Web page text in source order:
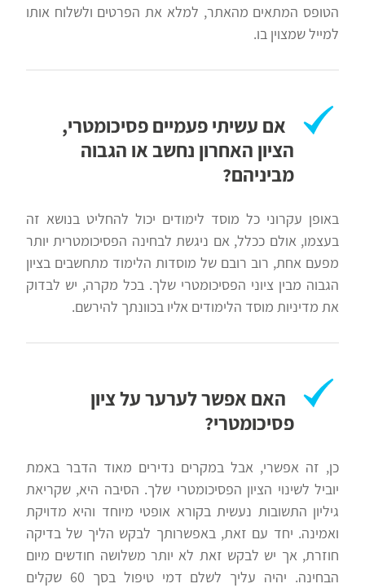
הטופס המתאים מהאתר, למלא את הפרטים ולשלוח אותו
למייל שמצוין בו.
אם עשיתי פעמיים פסיכומטרי,
הציון האחרון נחשב או הגבוה
מביניהם?
באופן עקרוני כל מוסד לימודים יכול להחליט בנושא זה
בעצמו, אולם ככלל, אם ניגשת לבחינה הפסיכומטרית יותר
מפעם אחת, רוב רובם של מוסדות הלימוד מתחשבים בציון
הגבוה מבין ציוני הפסיכומטרי שלך. בכל מקרה, יש לבדוק
את מדיניות מוסד הלימודים אליו בכוונתך להירשם.
האם אפשר לערער על ציון
פסיכומטרי?
כן, זה אפשרי, אבל במקרים נדירים מאוד הדבר באמת
יוביל לשינוי הציון הפסיכומטרי שלך. הסיבה היא, שקריאת
גיליון התשובות נעשית בקורא אופטי מיוחד והיא מדויקת
ואמינה. יחד עם זאת, באפשרותך לבקש הליך של בדיקה
חוזרת, אך יש לבקש זאת לא יותר משלושה חודשים מיום
הבחינה. יהיה עליך לשלם דמי טיפול בסך 60 שקלים